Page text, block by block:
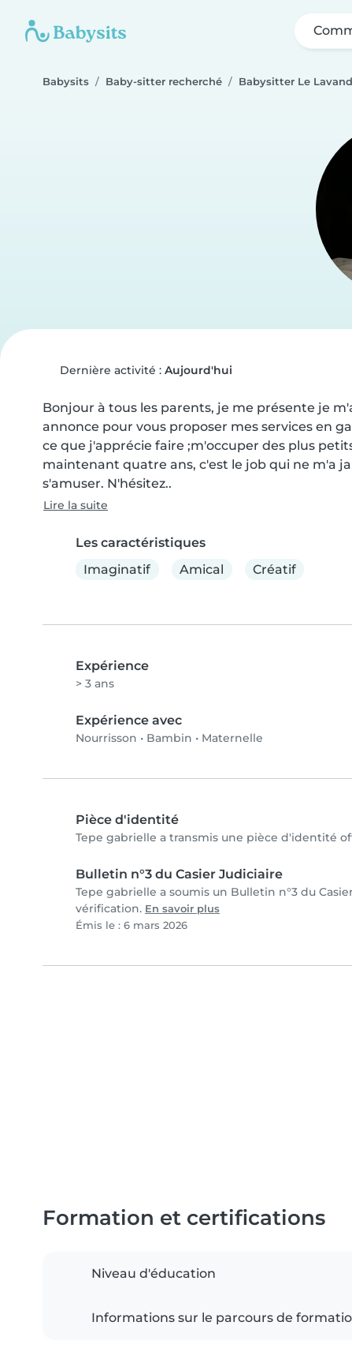
Babysits Baby-sitter recherché Babysitter Le
Dernière activité : Aujourd'hui
Bonjour à tous les parents, je me présente je
annonce pour vous proposer mes services en
ce que j'apprécie faire ;m'occuper des plus
maintenant quatre ans, c'est le job qui ne m'a
s'amuser. N'hésitez..
Lire la suite
Les caractéristiques
Imaginatif
Amical Créatif
Expérience
> 3 ans
Expérience avec
Nourrisson • Bambin • Maternelle
Pièce d'identité
Tepe gabrielle a transmis une pièce d'identité
Bulletin n°3 du Casier Judiciaire
Tepe gabrielle a soumis un Bulletin n°3 du
vérification. En savoir plus
Émis le : 6 mars 2026
Formation et certifications
Niveau d'éducation
Informations sur le parcours de